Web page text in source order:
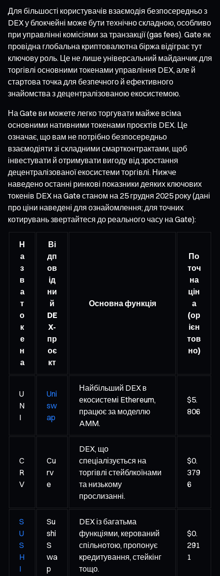
Для більшості користувачів взаємодія безпосередньо з
DEX у блокчейні може бути технічно складною, особливо
при управлінні комісіями за транзакції (gas fees). Gate як
провідна глобальна криптовалютна біржа відіграє тут
ключову роль. Це не лише універсальний майданчик для
торгівлі основними токенами управління DEX, але й
стартова точка для безпечного й ефективного
знайомства з децентралізованою екосистемою.
На Gate ви можете легко торгувати майже всіма
основними нативними токенами проєктів DEX. Це
означає, що вам не потрібно безпосередньо
взаємодіяти зі складними смартконтрактами, щоб
інвестувати й отримувати вигоду від зростання
децентралізованої екосистеми торгівлі. Нижче
наведено останні ринкові показники деяких ключових
токенів DEX на Gate станом на 25 грудня 2025 року (дані
про ціни наведені для ознайомлення; для точних
котирувань звертайтеся до реального часу на Gate):
Н
а
з
в
а
т
о
к
е
н
а
Ві
дп
ов
ід
ни
й
DE
X-
пр
оє
кт
Основна функція
По
точ
на
цін
а
(ор
ієн
тов
но)
U
N
I
Uni
sw
ap
Найбільший DEX в
екосистемі Ethereum,
працює за моделлю
AMM.
$5.
806
C
R
V
Cu
rv
e
DEX, що
спеціалізується на
торгівлі стейблкоїнами
та низькому
прослизанні.
$0.
379
6
S
U
S
H
I
Su
shi
S
wa
p
DEX із багатьма
функціями, керований
спільнотою, пропонує
кредитування, стейкінг
тощо.
$0.
291
1